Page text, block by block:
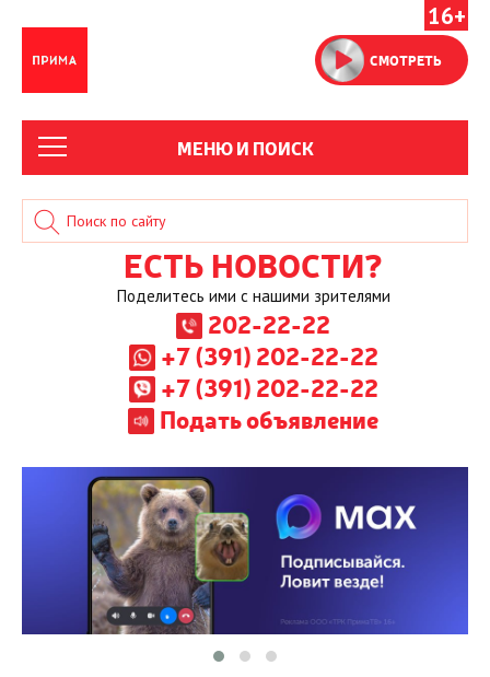
16+
СМОТРЕТЬ
МЕНЮ И ПОИСК
ЕСТЬ НОВОСТИ?
Поделитесь ими с нашими зрителями
202-22-22
+7 (391) 202-22-22
+7 (391) 202-22-22
Подать объявление